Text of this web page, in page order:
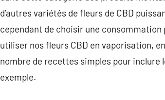
d’autres variétés de fleurs de CBD
cependant de choisir une consommation
utiliser nos fleurs CBD en vaporisation,
nombre de recettes simples pour inclure
exemple.